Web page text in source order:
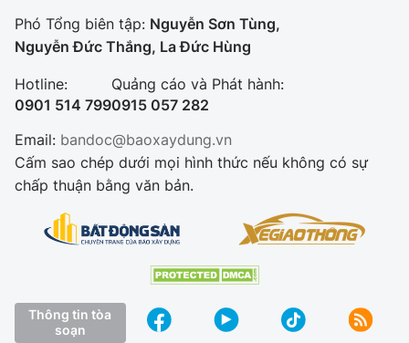
Phó Tổng biên tập: Nguyễn Sơn Tùng,
Nguyễn Đức Thắng, La Đức Hùng
Hotline:
0901 514 799
Quảng cáo và Phát hành:
0915 057 282
Email: bandoc@baoxaydung.vn
Cấm sao chép dưới mọi hình thức nếu không có sự
chấp thuận bằng văn bản.
Thông tin tòa
soạn